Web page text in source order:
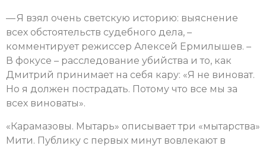
— Я взял очень светскую историю: выяснение
всех обстоятельств судебного дела, –
комментирует режиссер Алексей Ермилышев. –
В фокусе – расследование убийства и то, как
Дмитрий принимает на себя кару: «Я не виноват.
Но я должен пострадать. Потому что все мы за
всех виноваты».
«Карамазовы. Мытарь» описывает три «мытарства»
Мити. Публику с первых минут вовлекают в